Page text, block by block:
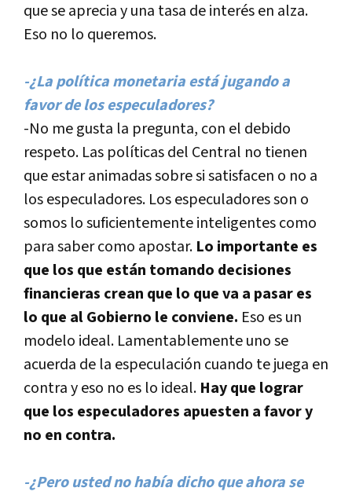
que se aprecia y una tasa de interés en alza.
Eso no lo queremos.
-¿La polí­tica monetaria está jugando a
favor de los especuladores?
-No me gusta la pregunta, con el debido
respeto. Las polí­ticas del Central no tienen
que estar animadas sobre si satisfacen o no a
los especuladores. Los especuladores son o
somos lo suficientemente inteligentes como
para saber como apostar. Lo importante es
que los que están tomando decisiones
financieras crean que lo que va a pasar es
lo que al Gobierno le conviene. Eso es un
modelo ideal. Lamentablemente uno se
acuerda de la especulación cuando te juega en
contra y eso no es lo ideal. Hay que lograr
que los especuladores apuesten a favor y
no en contra.
-¿Pero usted no habí­a dicho que ahora se